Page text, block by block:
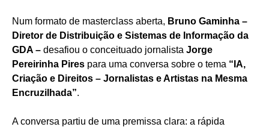
Num formato de masterclass aberta, Bruno Gaminha –
Diretor de Distribuição e Sistemas de Informação da
GDA – desafiou o conceituado jornalista Jorge
Pereirinha Pires para uma conversa sobre o tema “IA,
Criação e Direitos – Jornalistas e Artistas na Mesma
Encruzilhada”.
A conversa partiu de uma premissa clara: a rápida